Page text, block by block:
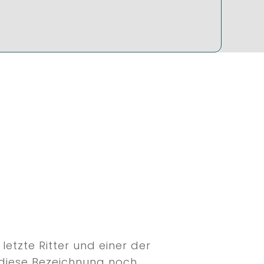
Ritter und einer der